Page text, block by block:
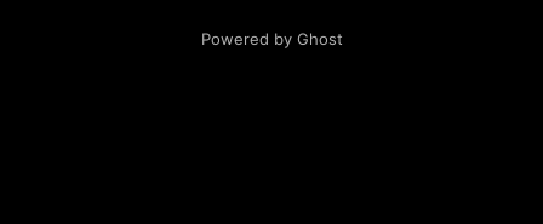
Powered by Ghost